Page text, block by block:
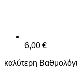
6,00 €
καλύτερη